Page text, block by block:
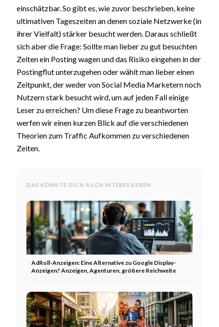
einschätzbar. So gibt es, wie zuvor beschrieben, keine
ultimativen Tageszeiten an denen soziale Netzwerke (in
ihrer Vielfalt) stärker besucht werden. Daraus schließt
sich aber die Frage: Sollte man lieber zu gut besuchten
Zeiten ein Posting wagen und das Risiko eingehen in der
Postingflut unterzugehen oder wählt man lieber einen
Zeitpunkt, der weder von Social Media Marketern noch
Nutzern stark besucht wird, um auf jeden Fall einige
Leser zu erreichen? Um diese Frage zu beantworten
werfen wir einen kurzen Blick auf die verschiedenen
Theorien zum Traffic Aufkommen zu verschiedenen
Zeiten.
DAS KÖNNTE DICH AUCH INTERESSIEREN
AdRoll-Anzeigen: Eine Alternative zu Google Display-
Anzeigen? Anzeigen, Agenturen, größere Reichweite